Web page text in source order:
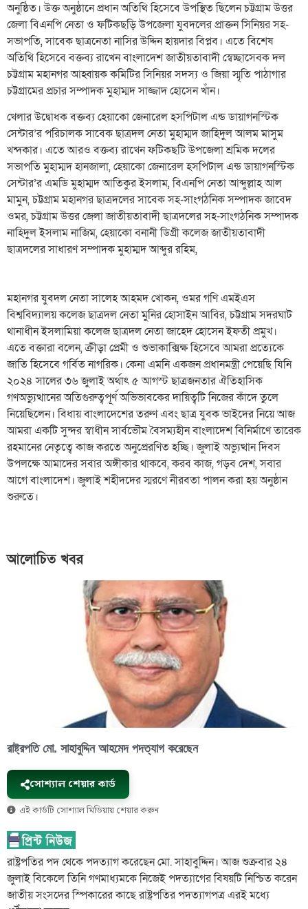
অনুষ্ঠিত। উক্ত অনুষ্ঠানে প্রধান অতিথি হিসেবে উপস্থিত ছিলেন চট্টগ্রাম উত্তর
জেলা বিএনপি নেতা ও ফটিকছড়ি উপজেলা যুবদলের প্রাক্তন সিনিয়র সহ-
সভাপতি, সাবেক ছাত্রনেতা নাসির উদ্দিন হায়দার বিপ্লব। এতে বিশেষ
অতিথি হিসেবে বক্তব্য রাখেন বাংলাদেশ জাতীয়তাবাদী স্বেচ্ছাসেবক দল
চট্টগ্রাম মহানগর আহ্বায়ক কমিটির সিনিয়র সদস্য ও জিয়া স্মৃতি পাঠাগার
চট্টগ্রামের প্রচার সম্পাদক মুহাম্মদ সাজ্জাদ হোসেন খাঁন।
খেলার উদ্বোধক বক্তব্য হেয়াকো জেনারেল হসপিটাল এন্ড ডায়াগনস্টিক
সেন্টার’র পরিচালক সাবেক ছাত্রদল নেতা মুহাম্মদ জাহিদুল আলম মাসুম
খন্দকার। এতে আরও বক্তব্য রাখেন ফটিকছটি উপজেলা শ্রমিক দলের
সভাপতি মুহাম্মদ হানজালা, হেয়াকো জেনারেল হসপিটাল এন্ড ডায়াগনস্টিক
সেন্টার’র এমডি মুহাম্মদ আতিকুর ইসলাম, বিএনপি নেতা আব্দুল্লাহ আল
মামুন, চট্টগ্রাম মহানগর ছাত্রদলের সাবেক সহ-সাংগঠনিক সম্পাদক জাবেদ
ওমর, চট্টগ্রাম উত্তর জেলা জাতীয়তাবাদী ছাত্রদলের সহ-সাংগঠনিক সম্পাদক
নাহিদুল ইসলাম নাজিম, হেয়াকো বনানী ডিগ্রী কলেজ জাতীয়তাবাদী
ছাত্রদলের সাধারণ সম্পাদক মুহাম্মদ আব্দুর রহিম,
মহানগর যুবদল নেতা সালেহ আহমদ খোকন, ওমর গণি এমইএস
বিশ্ববিদ্যালয় কলেজ ছাত্রদল নেতা মুনির হোসাইন আবির, চট্টগ্রাম সদরঘাট
থানাধীন ইসলামিয়া কলেজ ছাত্রদল নেতা জাহেদ হোসেন ইফতী প্রমুখ।
এতে বক্তারা বলেন, ক্রীড়া প্রেমী ও শুভাকাক্সিক্ষ হিসেবে আমরা প্রত্যেকে
জাতি হিসেবে গর্বিত নাগরিক। কেনা এমনি একজন প্রধানমন্ত্রী পেয়েছি যিনি
২০২৪ সালের ৩৬ জুলাই অর্থাৎ ৫ আগস্ট ছাত্রজনতার ঐতিহাসিক
গণঅভ্যুত্থানের অতিগুরুত্বপূর্ণ অভিভাবকের দায়িত্বটি নিজের কাঁদে তুলে
নিয়েছিলেন। বিধায় বাংলাদেশের তরুণ এবং ছাত্র যুবক ভাইদের নিয়ে আজ
আমরা একটি সুন্দর স্বাধীন সার্বভৌম বৈসম্যহীন বাংলাদেশ বিনির্মাণে তারেক
রহমানের নেতৃত্বে কাজ করতে অনুপ্রেরণিত হচ্ছি। জুলাই অভ্যুত্থান দিবস
উপলক্ষে আমাদের সবার অঙ্গীকার থাকবে, করব কাজ, গড়ব দেশ, সবার
আগে বাংলাদেশ। জুলাই শহীদদের স্মরণে নীরবতা পালন করা হয় অনুষ্ঠান
শুরুতে।
আলোচিত খবর
রাষ্ট্রপতি মো. সাহাবুদ্দিন আহমেদ পদত্যাগ করেছেন
সোশ্যাল শেয়ার কার্ড
এই কার্ডটি সোশ্যাল মিডিয়ায় শেয়ার করুন
রাষ্ট্রপতির পদ থেকে পদত্যাগ করেছেন মো. সাহাবুদ্দিন। আজ শুক্রবার ২৪
জুলাই বিকেলে তিনি গণমাধ্যমকে নিজেই পদত্যাগের বিষয়টি নিশ্চিত করেন
জাতীয় সংসদের স্পিকারের কাছে রাষ্ট্রপতির পদত্যাগপত্র এরই মধ্যে